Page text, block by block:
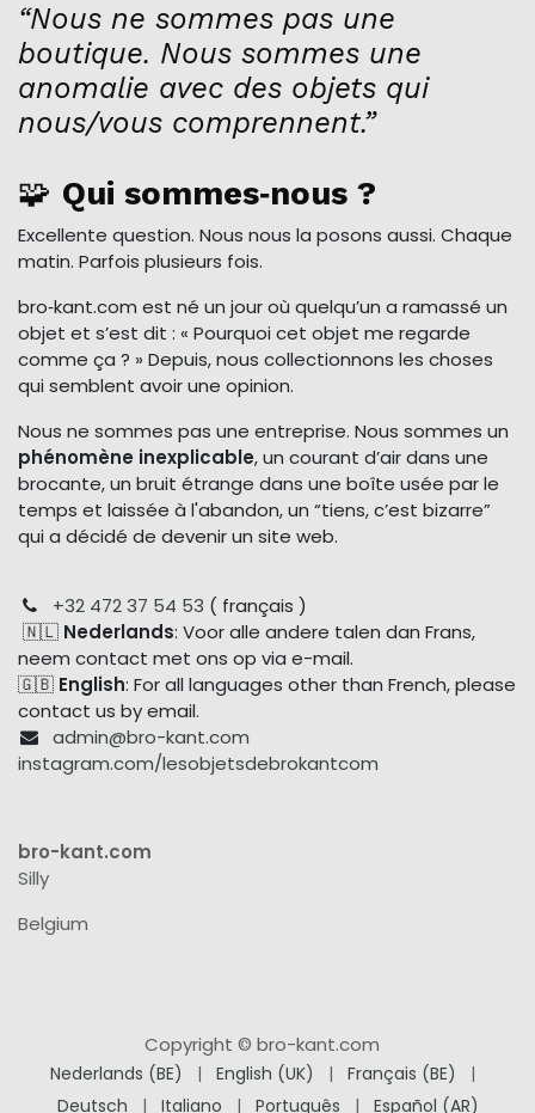
“Nous ne sommes pas une
boutique. Nous sommes une
anomalie avec des objets qui
nous/vous comprennent.”
🧩 Qui sommes‑nous ?
Excellente question. Nous nous la posons aussi. Chaque
matin. Parfois plusieurs fois.
bro‑kant.com est né un jour où quelqu’un a ramassé un
objet et s’est dit : « Pourquoi cet objet me regarde
comme ça ? » Depuis, nous collectionnons les choses
qui semblent avoir une opinion.
Nous ne sommes pas une entreprise. Nous sommes un
phénomène inexplicable, un courant d’air dans une
brocante, un bruit étrange dans une boîte usée par le
temps et laissée à l'abandon, un “tiens, c’est bizarre”
qui a décidé de devenir un site web.
+32 472 37 54 53 ( français )
🇳🇱 Nederlands: Voor alle andere talen dan Frans,
neem contact met ons op via e-mail.
🇬🇧 English: For all languages other than French, please
contact us by email.
admin@bro-kant.com
instagram.com/lesobjetsdebrokantcom
bro-kant.com
Silly
Belgium
Copyright © bro-kant.com
Nederlands (BE) | English (UK) | Français (BE)
|
Deutsch
| Italiano | Português | Español (AR)